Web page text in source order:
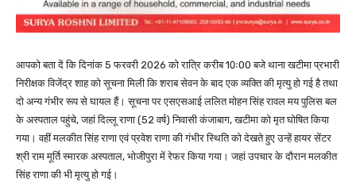
आपको बता दें कि दिनांक 5 फरवरी 2026 को रात्रि करीब 10ः00 बजे थाना खटीमा प्रभारी
निरीक्षक विजेंद्र शाह को सूचना मिली कि शराब सेवन के बाद एक व्यक्ति की मृत्यु हो गई है तथा
दो अन्य गंभीर रूप से घायल हैं। सूचना पर एसएसआई ललित मोहन सिंह रावल मय पुलिस बल
के अस्पताल पहुंचे, जहां दिल्लू राणा (52 वर्ष) निवासी कंजाबाग, खटीमा को मृत घोषित किया
गया। वहीं मलकीत सिंह राणा एवं प्रवेश राणा की गंभीर स्थिति को देखते हुए उन्हें हायर सेंटर
श्री राम मूर्ति स्मारक अस्पताल, भोजीपुरा में रेफर किया गया। जहां उपचार के दौरान मलकीत
सिंह राणा की भी मृत्यु हो गई।